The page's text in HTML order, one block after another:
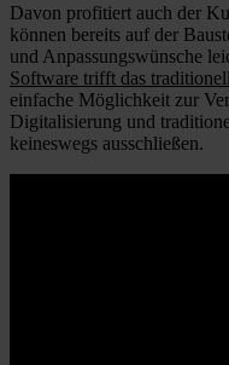
Davon profitiert auch der
können bereits auf der
und Anpassungswünsche
Software trifft das
einfache Möglichkeit zur
Digitalisierung und
keineswegs ausschließen.